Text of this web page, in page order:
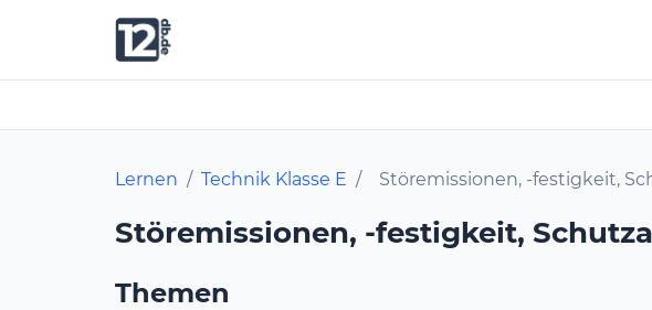
Lernen / Technik Klasse E / Störemissionen, -festigkeit,
Störemissionen, -festigkeit,
Themen